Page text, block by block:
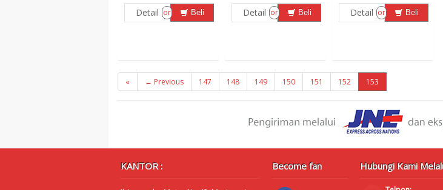
Detail or Beli Detail or Beli Detail or Beli
« ← Previous 147 148 149 150 151 152 153
KANTOR : Become fan Hubungi Kami